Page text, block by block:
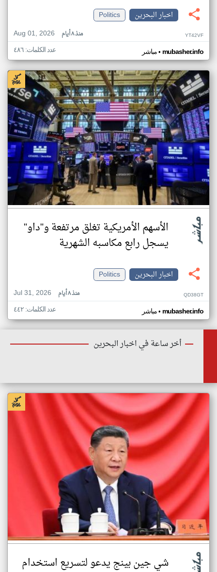
اخبار البحرين
Politics
Aug 01, 2026
منذ ٨ أيام YT42VF
مباشر• mubasher.info عدد الكلمات: ٤٨٦
الأسهم الأمريكية تغلق مرتفعة و"داو"
يسجل رابع مكاسبه الشهرية
اخبار البحرين
Politics
Jul 31, 2026
منذ ٨ أيام QD38GT
مباشر• mubasher.info عدد الكلمات: ٤٤٢
أخر ساعة في اخبار البحرين
شي جين بينج يدعو لتسريع استخدام